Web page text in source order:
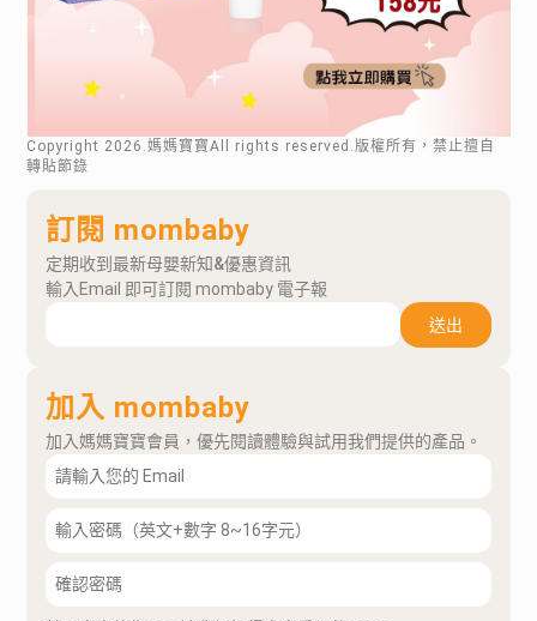
Copyright 2026 .媽媽寶寶All rights reserved.版權所有，禁止擅自
轉貼節錄
訂閱 mombaby
定期收到最新母嬰新知&優惠資訊
輸入Email 即可訂閱 mombaby 電子報
送出
加入 mombaby
加入媽媽寶寶會員，優先閱讀體驗與試用我們提供的產品。